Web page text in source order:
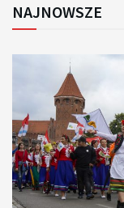
NAJNOWSZE